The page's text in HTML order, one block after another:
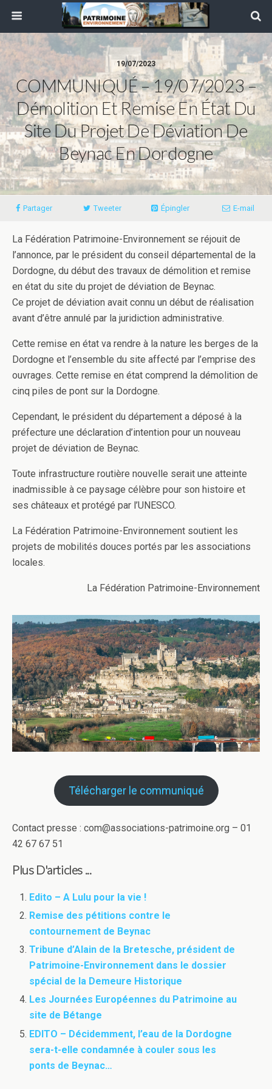
19/07/2023
COMMUNIQUÉ – 19/07/2023 –
Démolition Et Remise En État Du
Site Du Projet De Déviation De
Beynac En Dordogne
Partager Tweeter Épingler E-mail
La Fédération Patrimoine-Environnement se réjouit de
l’annonce, par le président du conseil départemental de la
Dordogne, du début des travaux de démolition et remise
en état du site du projet de déviation de Beynac.
Ce projet de déviation avait connu un début de réalisation
avant d’être annulé par la juridiction administrative.
Cette remise en état va rendre à la nature les berges de la
Dordogne et l’ensemble du site affecté par l’emprise des
ouvrages. Cette remise en état comprend la démolition de
cinq piles de pont sur la Dordogne.
Cependant, le président du département a déposé à la
préfecture une déclaration d’intention pour un nouveau
projet de déviation de Beynac.
Toute infrastructure routière nouvelle serait une atteinte
inadmissible à ce paysage célèbre pour son histoire et
ses châteaux et protégé par l’UNESCO.
La Fédération Patrimoine-Environnement soutient les
projets de mobilités douces portés par les associations
locales.
La Fédération Patrimoine-Environnement
Télécharger le communiqué
Contact presse : com@associations-patrimoine.org – 01
42 67 67 51
Plus D'articles ...
Edito – A Lulu pour la vie !
Remise des pétitions contre le
contournement de Beynac
Tribune d’Alain de la Bretesche, président de
Patrimoine-Environnement dans le dossier
spécial de la Demeure Historique
Les Journées Européennes du Patrimoine au
site de Bétange
EDITO – Décidemment, l’eau de la Dordogne
sera-t-elle condamnée à couler sous les
ponts de Beynac…